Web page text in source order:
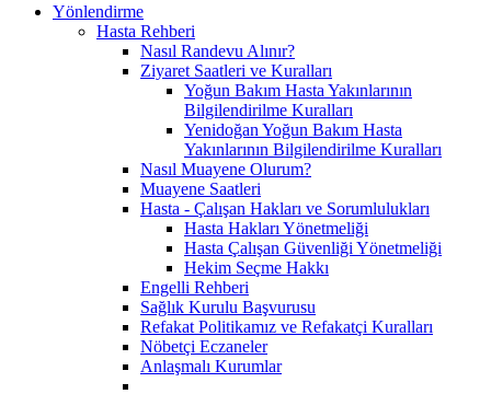
Yönlendirme
Hasta Rehberi
Nasıl Randevu Alınır?
Ziyaret Saatleri ve Kuralları
Yoğun Bakım Hasta Yakınlarının
Bilgilendirilme Kuralları
Yenidoğan Yoğun Bakım Hasta
Yakınlarının Bilgilendirilme Kuralları
Nasıl Muayene Olurum?
Muayene Saatleri
Hasta - Çalışan Hakları ve Sorumlulukları
Hasta Hakları Yönetmeliği
Hasta Çalışan Güvenliği Yönetmeliği
Hekim Seçme Hakkı
Engelli Rehberi
Sağlık Kurulu Başvurusu
Refakat Politikamız ve Refakatçi Kuralları
Nöbetçi Eczaneler
Anlaşmalı Kurumlar